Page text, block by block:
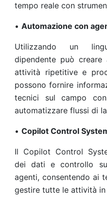
tempo reale con
• Automazione con
Utilizzando un
dipendente può creare
attività ripetitive e
possono fornire
tecnici sul campo
automatizzare flussi di
• Copilot Control
Il Copilot Control
dei dati e controllo
agenti, consentendo ai
gestire tutte le attività